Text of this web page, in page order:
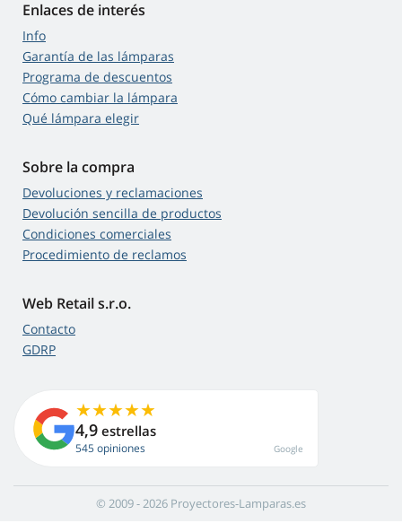
Enlaces de interés
Info
Garantía de las lámparas
Programa de descuentos
Cómo cambiar la lámpara
Qué lámpara elegir
Sobre la compra
Devoluciones y reclamaciones
Devolución sencilla de productos
Condiciones comerciales
Procedimiento de reclamos
Web Retail s.r.o.
Contacto
GDRP
4,9 estrellas
545 opiniones Google
© 2009 - 2026 Proyectores-Lamparas.es